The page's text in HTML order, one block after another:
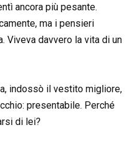
ancora più pesante.
ma i pensieri
Viveva davvero la vita di un
indossò il vestito migliore,
presentabile. Perché
di lei?